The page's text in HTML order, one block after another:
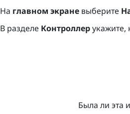
На главном экраневыберите
В разделе Контроллерукажите,
Была ли эта